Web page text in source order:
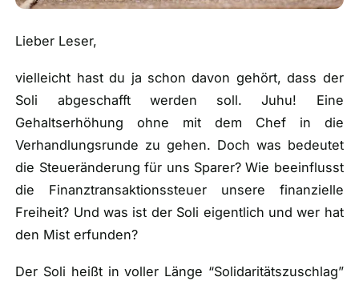
Lieber Leser,
vielleicht hast du ja schon davon gehört, dass der
Soli abgeschafft werden soll. Juhu! Eine
Gehaltserhöhung ohne mit dem Chef in die
Verhandlungsrunde zu gehen. Doch was bedeutet
die Steueränderung für uns Sparer? Wie beeinflusst
die Finanztransaktionssteuer unsere finanzielle
Freiheit? Und was ist der Soli eigentlich und wer hat
den Mist erfunden?
Der Soli heißt in voller Länge “Solidaritätszuschlag”